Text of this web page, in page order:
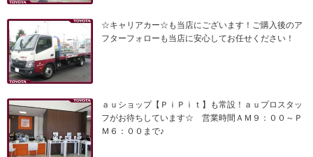
☆キャリアカー☆も当店にございます！ご購入後のア
フターフォローも当店に安心してお任せください！
ａｕショップ【ＰｉＰｉｔ】も常設！ａｕプロスタッ
フがお待ちしています☆ 営業時間ＡＭ９：００～Ｐ
Ｍ６：００まで♪